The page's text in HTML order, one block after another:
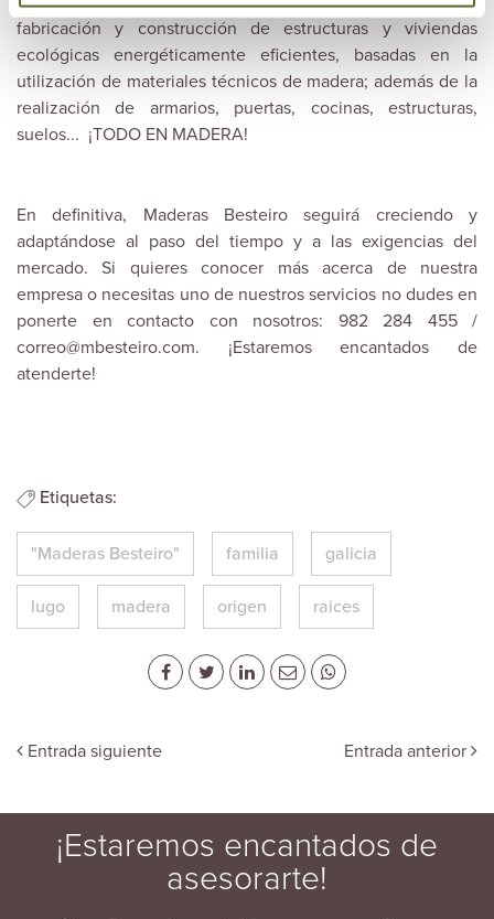
fabricación y construcción de estructuras y viviendas
ecológicas energéticamente eficientes, basadas en la
utilización de materiales técnicos de madera; además de la
realización de armarios, puertas, cocinas, estructuras,
suelos... ¡TODO EN MADERA!
En definitiva, Maderas Besteiro seguirá creciendo y
adaptándose al paso del tiempo y a las exigencias del
mercado. Si quieres conocer más acerca de nuestra
empresa o necesitas uno de nuestros servicios no dudes en
ponerte en contacto con nosotros: 982 284 455 /
correo@mbesteiro.com. ¡Estaremos encantados de
atenderte!
Etiquetas:
"Maderas Besteiro" familia galicia
lugo madera origen raices
Entrada siguiente Entrada anterior
¡Estaremos encantados de
asesorarte!